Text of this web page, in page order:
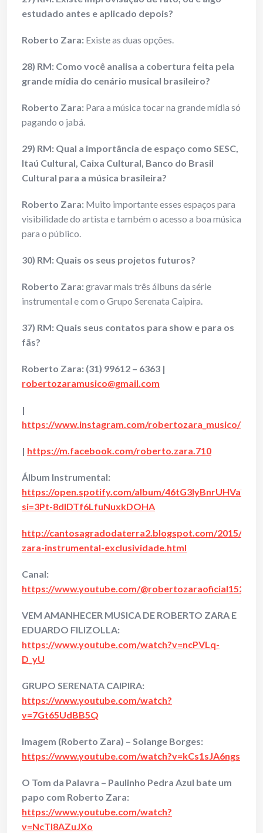
estudado antes e aplicado depois?
Roberto Zara: Existe as duas opções.
28) RM: Como você analisa a cobertura feita pela
grande mídia do cenário musical brasileiro?
Roberto Zara: Para a música tocar na grande mídia só
pagando o jabá.
29) RM: Qual a importância de espaço como SESC,
Itaú Cultural, Caixa Cultural, Banco do Brasil
Cultural para a música brasileira?
Roberto Zara: Muito importante esses espaços para
visibilidade do artista e também o acesso a boa música
para o público.
30) RM: Quais os seus projetos futuros?
Roberto Zara:gravar mais três álbuns da série
instrumental e com o Grupo Serenata Caipira.
37) RM: Quais seus contatos para show e para os
fãs?
Roberto Zara: (31) 99612 – 6363 |
robertozaramusico@gmail.com
|
https://www.instagram.com/robertozara_musico/
| https://m.facebook.com/roberto.zara.710
Álbum Instrumental:
https://open.spotify.com/album/
si=3Pt-8dIDTf6LfuNuxkDOHA
http://cantosagradodaterra2.blogspot.com/2015/10/
zara-instrumental-exclusividade.html
Canal:
https://www.youtube.com/@robertozaraoficial1524
VEM AMANHECER MUSICA DE ROBERTO ZARA E
EDUARDO FILIZOLLA:
https://www.youtube.com/watch?v=ncPVLq-
D_yU
GRUPO SERENATA CAIPIRA:
https://www.youtube.com/watch?
v=7Gt65UdBB5Q
Imagem (Roberto Zara) – Solange Borges:
https://www.youtube.com/watch?v=kCs1sJA6ngs
O Tom da Palavra – Paulinho Pedra Azul bate um
papo com Roberto Zara:
https://www.youtube.com/watch?
v=NcTl8AZuJXo